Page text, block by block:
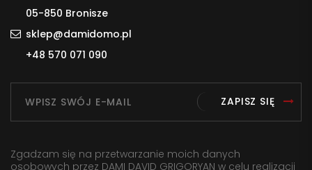
05-850 Bronisze
sklep@damidomo.pl
+48 570 071 090
ZAPISZ SIĘ
Zgadzam się na przetwarzanie moich danych
osobowych przez DAMI DAVID GRIGORYAN w celu realizacji